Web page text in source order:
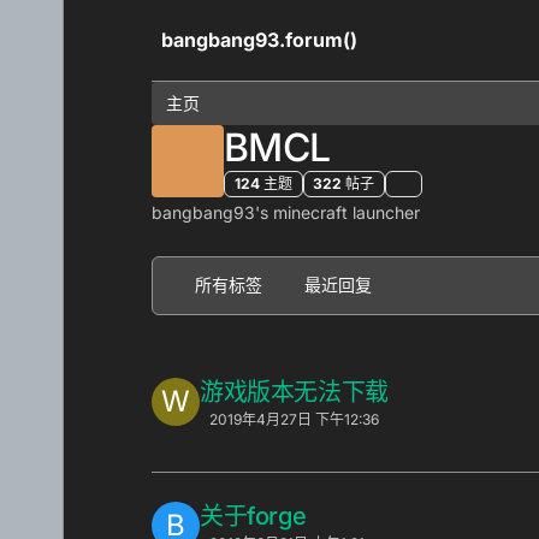
bangbang93.forum()
主页
BMCL
124 主题 322 帖子
bangbang93's minecraft launcher
所有标签 最近回复
W 游戏版本无法下载
2019年4月27日 下午12:36
B 关于forge